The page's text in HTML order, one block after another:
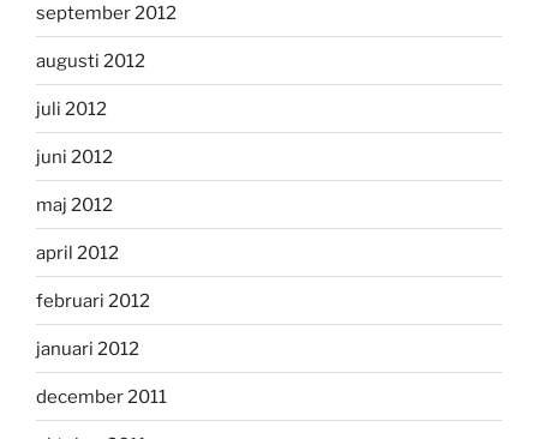
september 2012
augusti 2012
juli 2012
juni 2012
maj 2012
april 2012
februari 2012
januari 2012
december 2011